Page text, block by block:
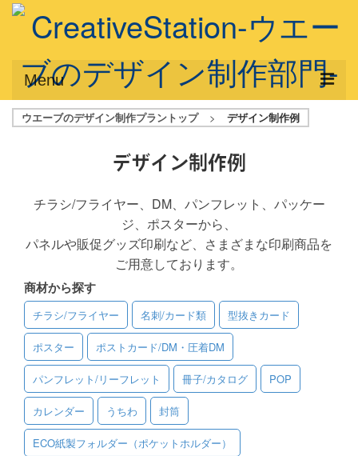
Menu
サービス概要
デザインプラン
フルデザイン
データ修正
写真からイラスト作成
デザイン制作例
ご利用料金
ご利用ガイド
ご利用の流れ
ご注文方法について
ウエーブのデザイン制作プラントップ > デザイン制作例
デザイン制作例
チラシ/フライヤー、DM、パンフレット、パッケー
ジ、ポスターから、
パネルや販促グッズ印刷など、さまざまな印刷商品を
ご用意しております。
商材から探す
チラシ/フライヤー 名刺/カード類 型抜きカード
ポスター ポストカード/DM・圧着DM
パンフレット/リーフレット 冊子/カタログ POP
カレンダー うちわ 封筒
ECO紙製フォルダー（ポケットホルダー）